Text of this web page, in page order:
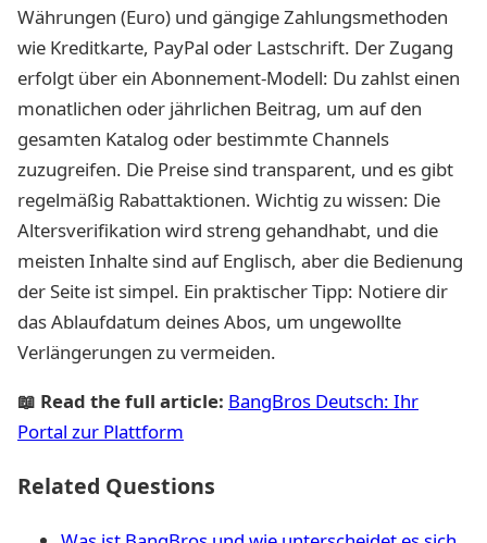
Währungen (Euro) und gängige Zahlungsmethoden
wie Kreditkarte, PayPal oder Lastschrift. Der Zugang
erfolgt über ein Abonnement-Modell: Du zahlst einen
monatlichen oder jährlichen Beitrag, um auf den
gesamten Katalog oder bestimmte Channels
zuzugreifen. Die Preise sind transparent, und es gibt
regelmäßig Rabattaktionen. Wichtig zu wissen: Die
Altersverifikation wird streng gehandhabt, und die
meisten Inhalte sind auf Englisch, aber die Bedienung
der Seite ist simpel. Ein praktischer Tipp: Notiere dir
das Ablaufdatum deines Abos, um ungewollte
Verlängerungen zu vermeiden.
📖 Read the full article: BangBros Deutsch: Ihr
Portal zur Plattform
Related Questions